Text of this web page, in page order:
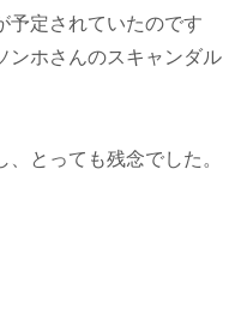
予定されていたのです
ンホさんのスキャンダル
とっても残念でした。